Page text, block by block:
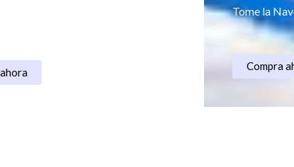
Tome la
Compra